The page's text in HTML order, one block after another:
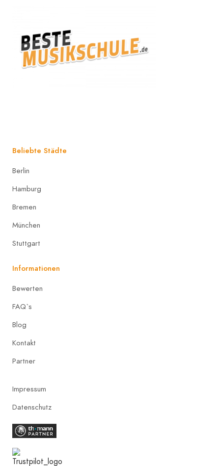
Beliebte Städte
Berlin
Hamburg
Bremen
München
Stuttgart
Informationen
Bewerten
FAQ`s
Blog
Kontakt
Partner
Impressum
Datenschutz